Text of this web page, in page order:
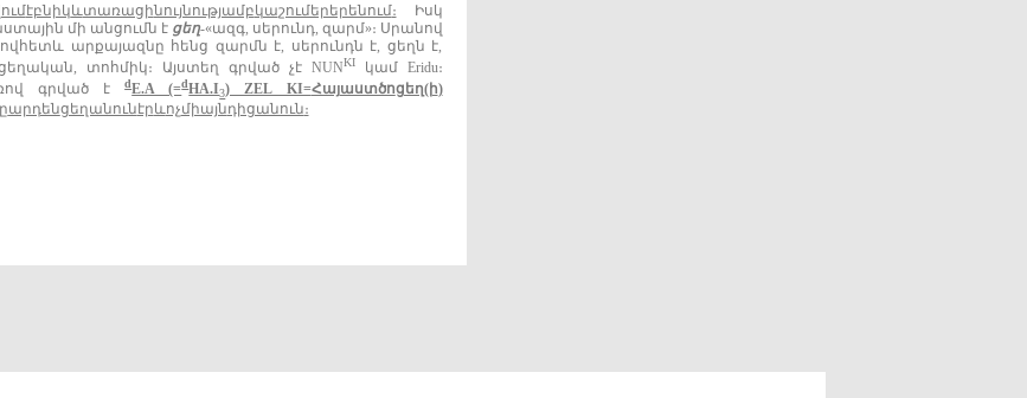
էբնիկևտառացինույնությամբկաշումերերենում։ Իսկ
մի անցումն է ցեղ‐«ազգ, սերունդ, զարմ»։ Սրանով
արքայազնը հենց զարմն է, սերունդն է, ցեղն է,
տոհմիկ։ Այստեղ գրված չէ NUNKI
կամ Eridu։
գրված էdE.A (=dHA.I3) ZEL KI=Հայաստծոցեղ(ի)
արդենցեղանուն էրևոչմիայնդիցանուն։